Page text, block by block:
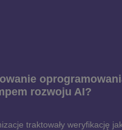
rozwoju AI?
traktowały weryfikację